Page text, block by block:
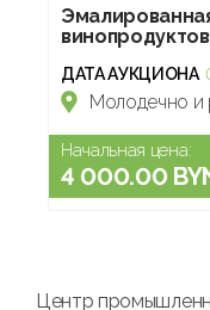
ДАТА АУКЦИОНА
Молодечно и
Начальная цена:
4 000.00
Центр